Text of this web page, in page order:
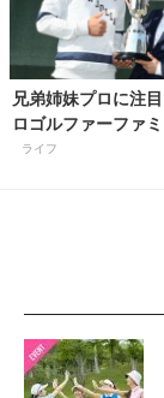
兄弟姉妹プロに注
ロゴルファーファ
ライフ